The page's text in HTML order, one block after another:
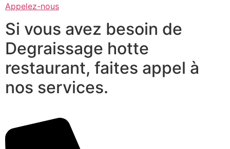
Appelez-nous
Si vous avez besoin de
Degraissage hotte
restaurant, faites appel à
nos services.